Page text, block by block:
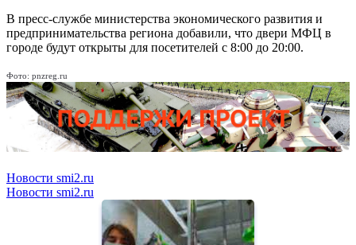
В пресс-службе министерства экономического развития и
предпринимательства региона добавили, что двери МФЦ в
городе будут открыты для посетителей с 8:00 до 20:00.
Фото: pnzreg.ru
Новости smi2.ru
Новости smi2.ru